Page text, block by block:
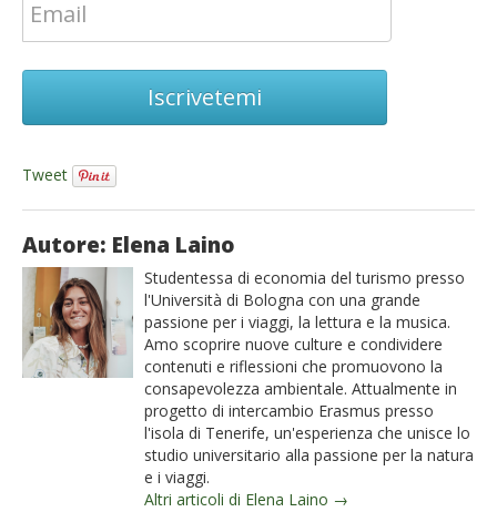
Iscrivetemi
Tweet
Autore: Elena Laino
Studentessa di economia del turismo presso
l'Università di Bologna con una grande
passione per i viaggi, la lettura e la musica.
Amo scoprire nuove culture e condividere
contenuti e riflessioni che promuovono la
consapevolezza ambientale. Attualmente in
progetto di intercambio Erasmus presso
l'isola di Tenerife, un'esperienza che unisce lo
studio universitario alla passione per la natura
e i viaggi.
Altri articoli di Elena Laino →